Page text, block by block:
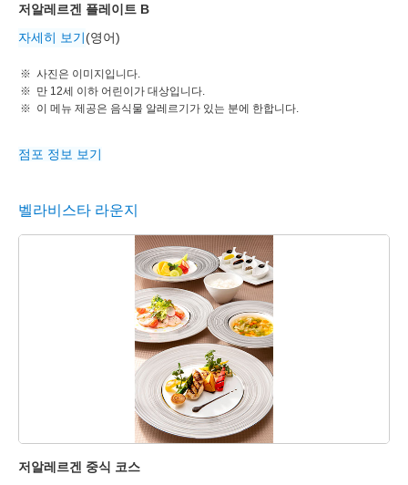
저알레르겐 플레이트 B
자세히 보기(영어)
사진은 이미지입니다.
만 12세 이하 어린이가 대상입니다.
이 메뉴 제공은 음식물 알레르기가 있는 분에 한합니다.
점포 정보 보기
벨라비스타 라운지
저알레르겐 중식 코스